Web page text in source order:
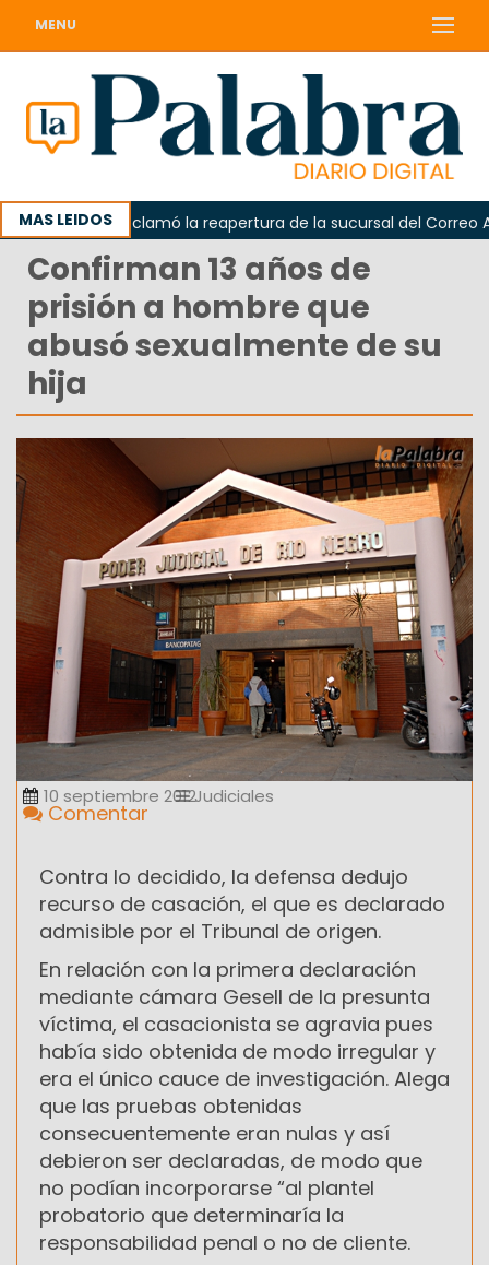
MENU
MAS LEIDOS
Odarda reclamó la reapertura de la sucursal del Correo
Confirman 13 años de
prisión a hombre que
abusó sexualmente de su
hija
10 septiembre 2012Judiciales
Comentar
Contra lo decidido, la defensa dedujo
recurso de casación, el que es declarado
admisible por el Tribunal de origen.
En relación con la primera declaración
mediante cámara Gesell de la presunta
víctima, el casacionista se agravia pues
había sido obtenida de modo irregular y
era el único cauce de investigación. Alega
que las pruebas obtenidas
consecuentemente eran nulas y así
debieron ser declaradas, de modo que
no podían incorporarse “al plantel
probatorio que determinaría la
responsabilidad penal o no de cliente.